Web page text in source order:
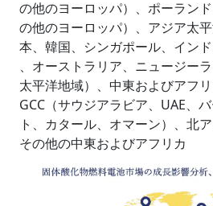
の他のヨーロッパ）、ポーラン
の他のヨーロッパ）、アジア太
本、韓国、シンガポール、イン
、オーストラリア、ニュージー
太平洋地域）、中東およびアフリ
GCC（サウジアラビア、UAE、
ト、カタール、オマーン）、北
その他の中東およびアフリカ